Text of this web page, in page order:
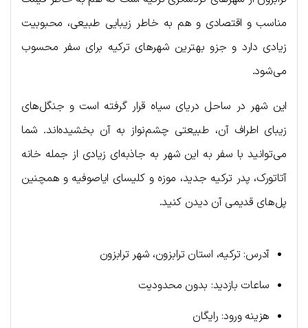
مناسب و اقتصادی و هم به خاطر زیبایی طبیعی، محبوبیت
زیادی دارد و جزو بهترین شهرهای ترکیه برای سفر محسوب
می‌شود.
این شهر در ساحل دریای سیاه قرار گرفته است و جنگل‌های
زیبای اطراف آن، طبیعتی چشم‌نواز به آن بخشیده‌اند. شما
می‌توانید با سفر به این شهر به جاذبه‌ای زیادی از جمله خانه
آتاتورک، پدر ترکیه جدید، موزه و کلیسای ایاصوفیه و همچنین
پل‌های قدیمی آن دیدن کنید.
آدرس: ترکیه، استان ترابزون، شهر ترابزون
ساعات بازدید: بدون محدودیت
هزینه ورود: رایگان